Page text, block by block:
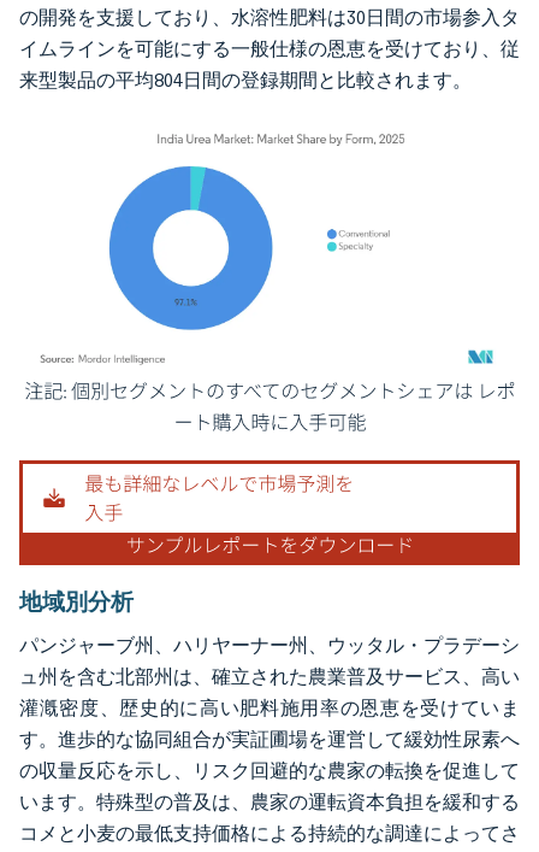
の開発を支援しており、水溶性肥料は30日間の市場参入タ
イムラインを可能にする一般仕様の恩恵を受けており、従
来型製品の平均804日間の登録期間と比較されます。
画像 © Mordor Intelligence。再利用にはCC BY 4.0の表示が必要です。
地域別分析
パンジャーブ州、ハリヤーナー州、ウッタル・プラデーシ
ュ州を含む北部州は、確立された農業普及サービス、高い
灌漑密度、歴史的に高い肥料施用率の恩恵を受けていま
す。進歩的な協同組合が実証圃場を運営して緩効性尿素へ
の収量反応を示し、リスク回避的な農家の転換を促進して
います。特殊型の普及は、農家の運転資本負担を緩和する
コメと小麦の最低支持価格による持続的な調達によってさ